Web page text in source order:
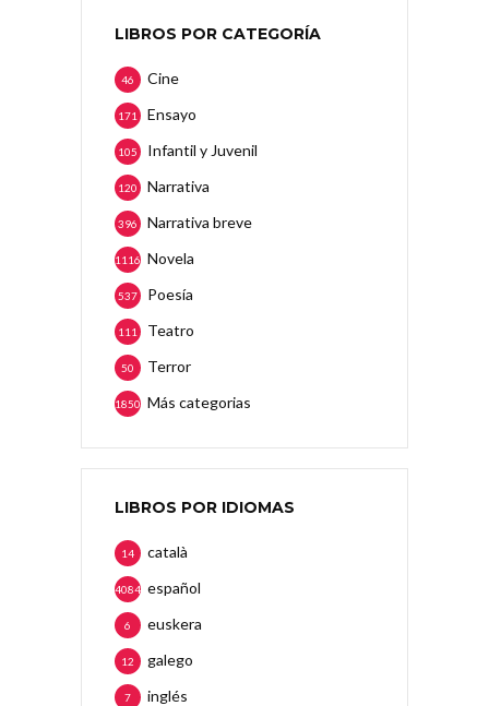
LIBROS POR CATEGORÍA
Cine
46
Ensayo
171
Infantil y Juvenil
105
Narrativa
120
Narrativa breve
396
Novela
1116
Poesía
537
Teatro
111
Terror
50
Más categorias
1850
LIBROS POR IDIOMAS
català
14
español
4084
euskera
6
galego
12
inglés
7